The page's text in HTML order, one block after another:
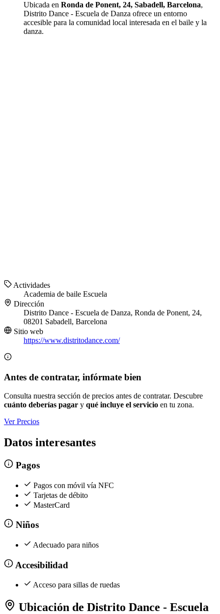
Ubicada en Ronda de Ponent, 24, Sabadell, Barcelona,
Distrito Dance - Escuela de Danza ofrece un entorno
accesible para la comunidad local interesada en el baile y la
danza.
Actividades
Academia de baile Escuela
Dirección
Distrito Dance - Escuela de Danza, Ronda de Ponent, 24,
08201 Sabadell, Barcelona
Sitio web
https://www.distritodance.com/
Antes de contratar, infórmate bien
Consulta nuestra sección de precios antes de contratar. Descubre
cuánto deberías pagar y qué incluye el servicio en tu zona.
Ver Precios
Datos interesantes
Pagos
Pagos con móvil vía NFC
Tarjetas de débito
MasterCard
Niños
Adecuado para niños
Accesibilidad
Acceso para sillas de ruedas
Ubicación de Distrito Dance - Escuela